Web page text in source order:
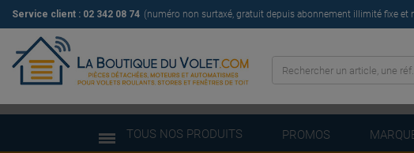
Service client : 02 342 08 74 (numéro non surtaxé, gratuit depuis abonnement illimité fixe et
TOUS NOS PRODUITS PROMOS